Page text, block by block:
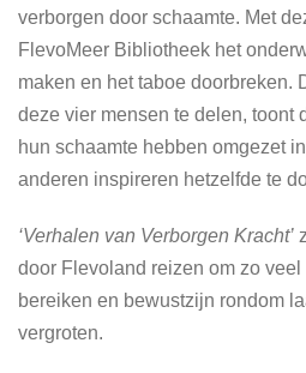
verborgen door schaamte. Met
FlevoMeer Bibliotheek het
maken en het taboe doorbreken.
deze vier mensen te delen, toont
hun schaamte hebben omgezet
anderen inspireren hetzelfde te
‘Verhalen van Verborgen Kracht’
door Flevoland reizen om zo
bereiken en bewustzijn rondom
vergroten.